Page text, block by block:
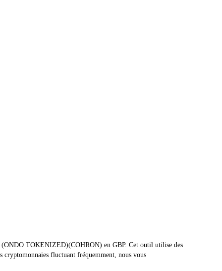
(ONDO TOKENIZED)(COHRON) en GBP. Cet outil utilise des
cryptomonnaies fluctuant fréquemment, nous vous